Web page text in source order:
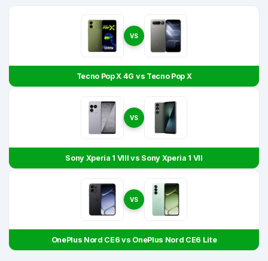
VS
Tecno Pop X 4G vs Tecno Pop X
VS
Sony Xperia 1 VIII vs Sony Xperia 1 VII
VS
OnePlus Nord CE6 vs OnePlus Nord CE6 Lite